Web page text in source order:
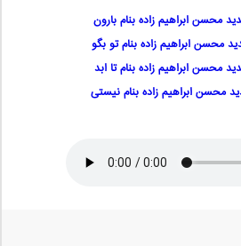
محسن ابراهیم زاده بنام بارون
محسن ابراهیم زاده بنام تو بگو
محسن ابراهیم زاده بنام تا ابد
محسن ابراهیم زاده بنام نیستی